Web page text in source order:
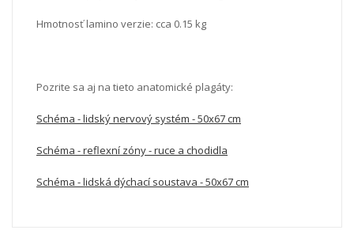
Hmotnosť lamino verzie: cca 0.15 kg
Pozrite sa aj na tieto anatomické plagáty:
Schéma - lidský nervový systém - 50x67 cm
Schéma - reflexní zóny - ruce a chodidla
Schéma - lidská dýchací soustava - 50x67 cm